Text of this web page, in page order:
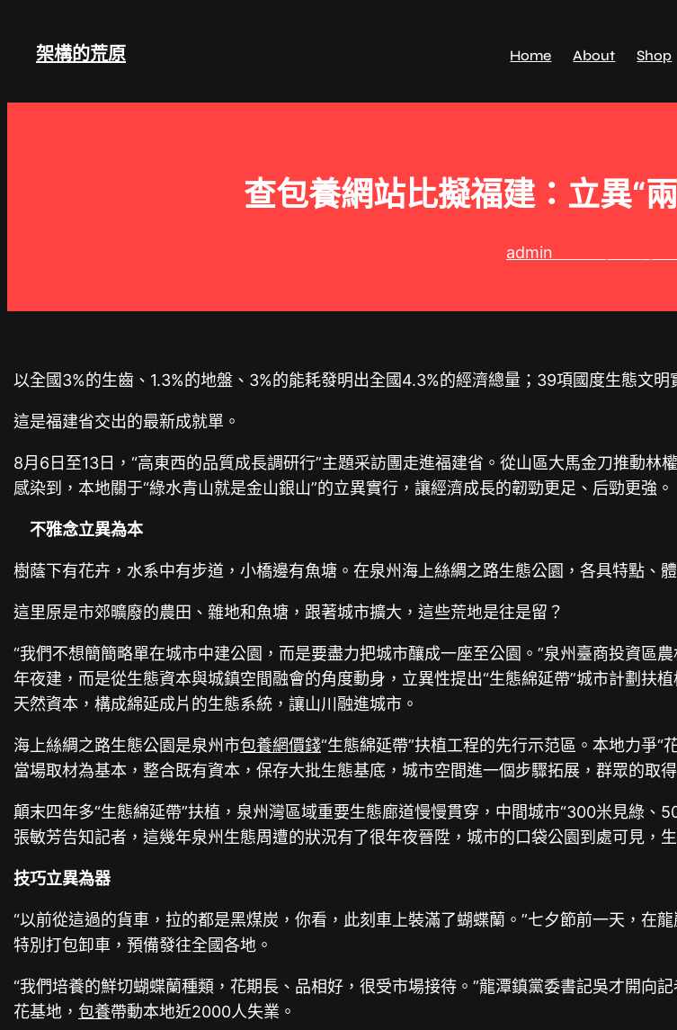
架構的荒原 Home About Shop
查包養網站比擬福建：立異“
admin
以全國3%的生齒、1.3%的地盤、3%的能耗發明出全國4.3%的經濟總量；39項國度生態文
這是福建省交出的最新成就單。
8月6日至13日，“高東西的品質成長調研行”主題采訪團走進福建省。從山區大馬金刀推動
感染到，本地關于“綠水青山就是金山銀山”的立異實行，讓經濟成長的韌勁更足、后勁更強。
不雅念立異為本
樹蔭下有花卉，水系中有步道，小橋邊有魚塘。在泉州海上絲綢之路生態公園，各具特點、
這里原是市郊曠廢的農田、雜地和魚塘，跟著城市擴大，這些荒地是往是留？
“我們不想簡簡略單在城市中建公園，而是要盡力把城市釀成一座至公園。”泉州臺商投資區
年夜建，而是從生態資本與城鎮空間融會的角度動身，立異性提出“生態綿延帶”城市計劃扶
天然資本，構成綿延成片的生態系統，讓山川融進城市。
海上絲綢之路生態公園是泉州市包養網價錢“生態綿延帶”扶植工程的先行示范區。本地力爭
當場取材為基本，整合既有資本，保存大批生態基底，城市空間進一個步驟拓展，群眾的取
顛末四年多“生態綿延帶”扶植，泉州灣區域重要生態廊道慢慢貫穿，中間城市“300米見綠
張敏芳告知記者，這幾年泉州生態周遭的狀況有了很年夜晉陞，城市的口袋公園到處可見，
技巧立異為器
“以前從這過的貨車，拉的都是黑煤炭，你看，此刻車上裝滿了蝴蝶蘭。”七夕節前一天，在
特別打包卸車，預備發往全國各地。
“我們培養的鮮切蝴蝶蘭種類，花期長、品相好，很受市場接待。”龍潭鎮黨委書記吳才開向
花基地，包養帶動本地近2000人失業。